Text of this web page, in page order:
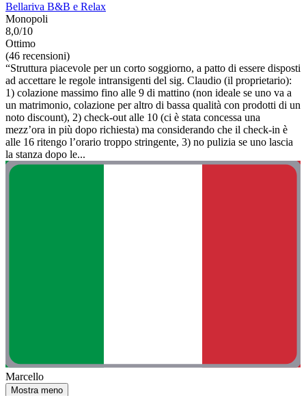
Bellariva B&B e Relax
Monopoli
8,0/10
Ottimo
(46 recensioni)
“Struttura piacevole per un corto soggiorno, a patto di essere disposti
ad accettare le regole intransigenti del sig. Claudio (il proprietario):
1) colazione massimo fino alle 9 di mattino (non ideale se uno va a
un matrimonio, colazione per altro di bassa qualità con prodotti di un
noto discount), 2) check-out alle 10 (ci è stata concessa una
mezz’ora in più dopo richiesta) ma considerando che il check-in è
alle 16 ritengo l’orario troppo stringente, 3) no pulizia se uno lascia
la stanza dopo le...
Marcello
Mostra meno